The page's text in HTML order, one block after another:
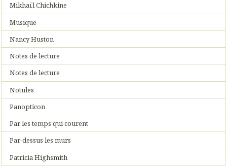
Mikhaïl Chichkine
Musique
Nancy Huston
Notes de lecture
Notes de lecture
Notules
Panopticon
Par les temps qui courent
Par-dessus les murs
Patricia Highsmith